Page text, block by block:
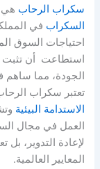
سكراب الرحاب هي
السكراب في
احتياجات السوق
استطاعت أن تثبت
الجودة، مما ساهم
تعتبر سكراب
الاستدامة البيئية
العمل في مجال
لإعادة التدوير،
المعايير العالمية.